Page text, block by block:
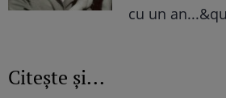
cu un
Citește și...